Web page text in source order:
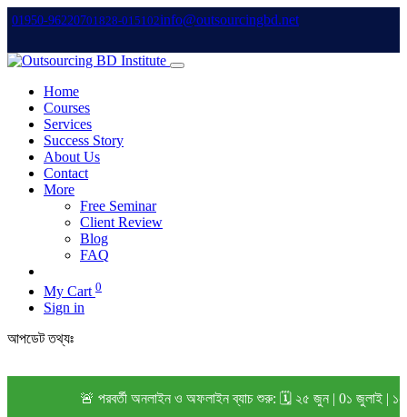
01950-96220701828-015102info@outsourcingbd.net
Home
Courses
Services
Success Story
About Us
Contact
More
Free Seminar
Client Review
Blog
FAQ
My Cart 0
Sign in
আপডেট তথ্যঃ
🚨 পরবর্তী অনলাইন ও অফলাইন ব্যাচ শুরু: 🗓️ ২৫ জুন | 0১ জুলাই | ১৫